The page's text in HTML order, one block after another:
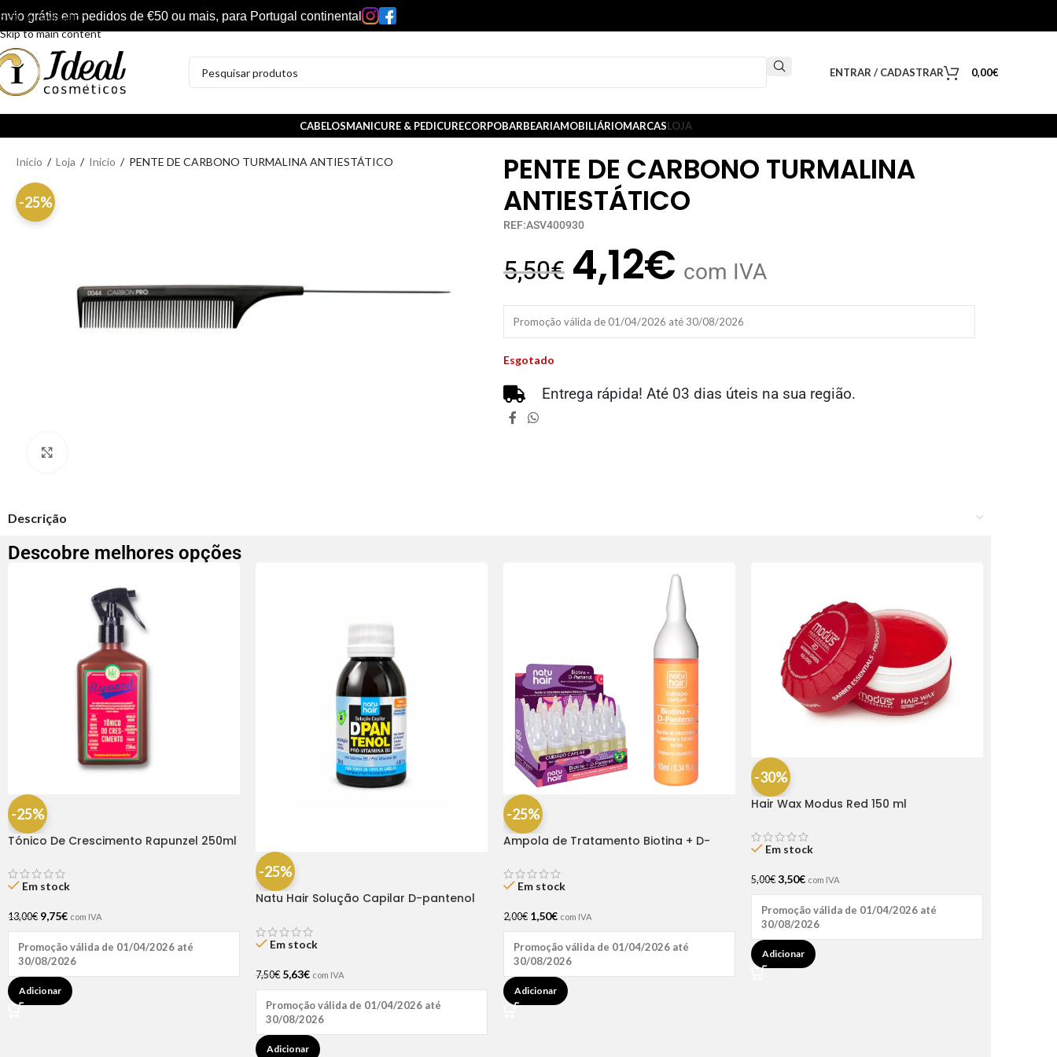
Skip to navigation
Skip to main content
grátis em pedidos de €50 ou mais, para Portugal continental
ENTRAR / CADASTRAR 0,00€
CABELOSMANICURE & PEDICURECORPOBARBEARIAMOBILIÁRIOMARCASLOJA
Início / Loja / Inicio / PENTE DE CARBONO TURMALINA ANTIESTÁTICO
-25%
PENTE DE CARBONO TURMALINA
ANTIESTÁTICO
REF:ASV400930
5,50€ 4,12€ com IVA
Promoção válida de 01/04/2026 até 30/08/2026
Esgotado
Entrega rápida! Até 03 dias úteis na sua região.
Descrição
Descobre melhores opções
-25%
Tónico De Crescimento Rapunzel 250ml
Em stock
13,00€ 9,75€ com IVA
Promoção válida de 01/04/2026 até
30/08/2026
Adicionar
-25%
Natu Hair Solução Capilar D-pantenol
Em stock
7,50€ 5,63€ com IVA
Promoção válida de 01/04/2026 até
30/08/2026
Adicionar
-25%
Ampola de Tratamento Biotina + D-
Em stock
2,00€ 1,50€ com IVA
Promoção válida de 01/04/2026 até
30/08/2026
Adicionar
-30%
Hair Wax Modus Red 150 ml
Em stock
5,00€ 3,50€ com IVA
Promoção válida de 01/04/2026 até
30/08/2026
Adicionar